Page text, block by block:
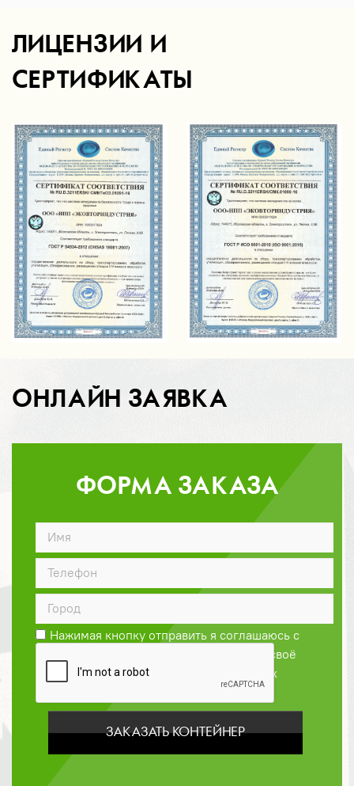
ЛИЦЕНЗИИ И
СЕРТИФИКАТЫ
ОНЛАЙН ЗАЯВКА
ФОРМА ЗАКАЗА
Нажимая кнопку отправить я соглашаюсь с
и даю своё
согласие на обработку персональных
ЗАКАЗАТЬ КОНТЕЙНЕР